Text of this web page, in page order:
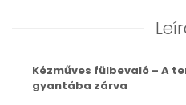
Fülbevaló
Ékszertartó
Kézműves fülbevaló – A
gyantába zárva